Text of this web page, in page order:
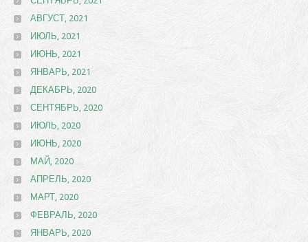
АВГУСТ, 2021
ИЮЛЬ, 2021
ИЮНЬ, 2021
ЯНВАРЬ, 2021
ДЕКАБРЬ, 2020
СЕНТЯБРЬ, 2020
ИЮЛЬ, 2020
ИЮНЬ, 2020
МАЙ, 2020
АПРЕЛЬ, 2020
МАРТ, 2020
ФЕВРАЛЬ, 2020
ЯНВАРЬ, 2020